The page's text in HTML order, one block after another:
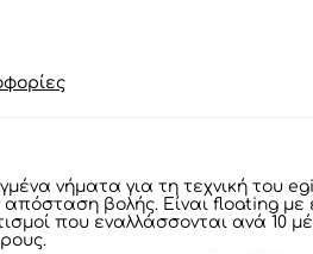
νήματα για τη τεχνική του
απόσταση βολής. Είναι floating
που εναλλάσσονται ανά 10